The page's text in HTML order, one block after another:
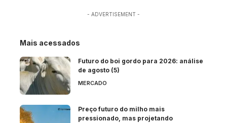
- ADVERTISEMENT -
Mais acessados
Futuro do boi gordo para 2026: análise
de agosto (5)
MERCADO
Preço futuro do milho mais
pressionado, mas projetando